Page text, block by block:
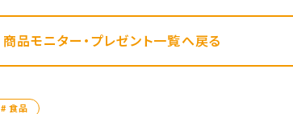
商品モニター・プレゼント一覧へ戻る
# 食品